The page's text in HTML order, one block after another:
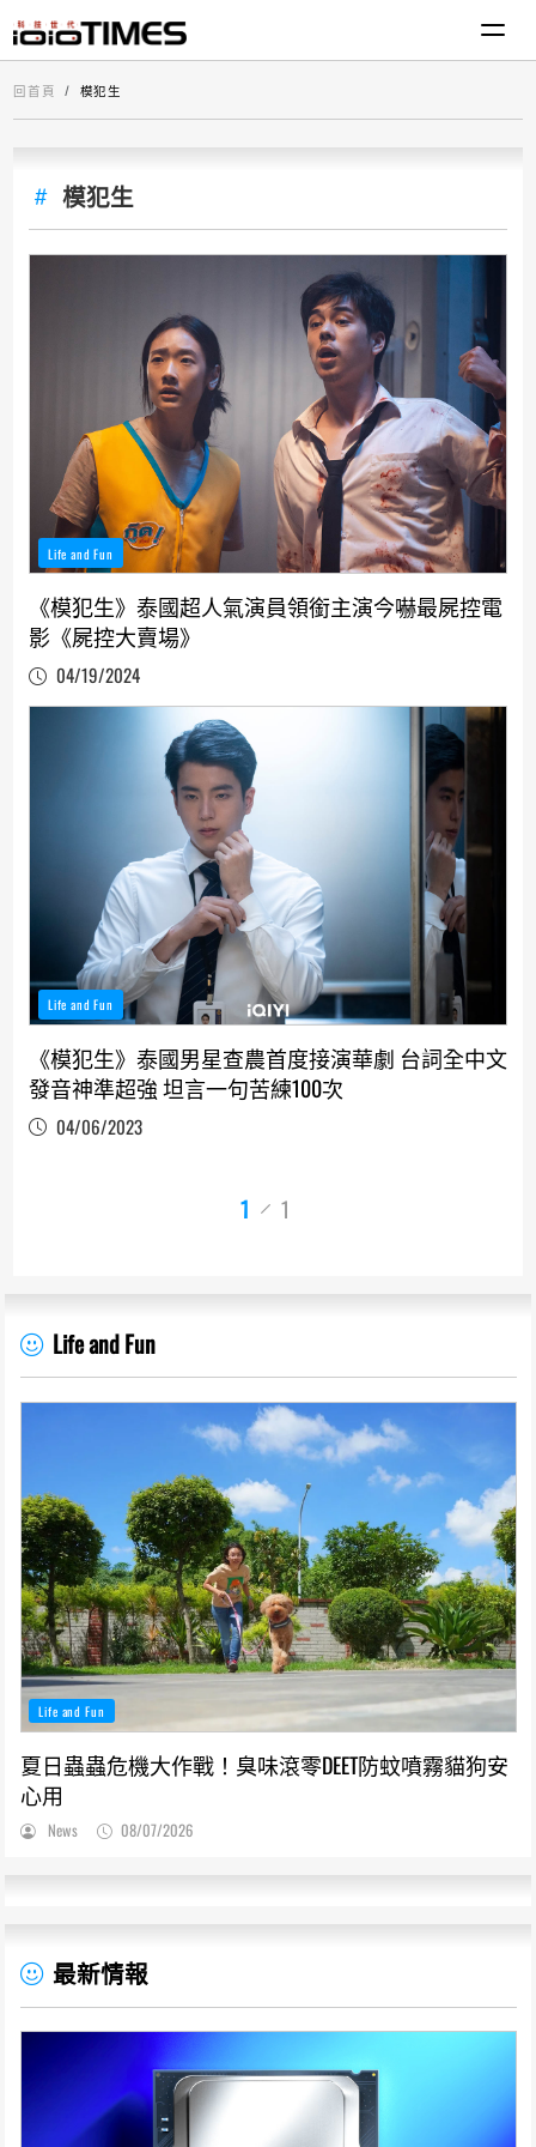
回首頁 模犯生
模犯生
Life and Fun
《模犯生》泰國超人氣演員領銜主演今嚇最屍控電
影《屍控大賣場》
04/19/2024
Life and Fun
《模犯生》泰國男星查農首度接演華劇 台詞全中文
發音神準超強 坦言一句苦練100次
04/06/2023
1 1
Life and Fun
Life and Fun
夏日蟲蟲危機大作戰！臭味滾零DEET防蚊噴霧貓狗安
心用
News 08/07/2026
最新情報